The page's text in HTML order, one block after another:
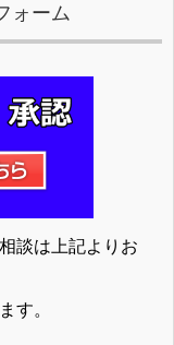
ォーム
談は上記よりお
す。